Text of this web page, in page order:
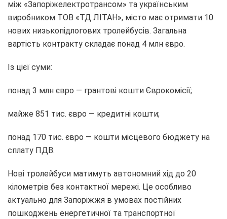
між «Запоріжелектротрансом» та українським
виробником ТОВ «ТД ЛІТАН», місто має отримати 10
нових низькопідлогових тролейбусів. Загальна
вартість контракту складає понад 4 млн євро.
Із цієї суми:
понад 3 млн євро — грантові кошти Єврокомісії;
майже 851 тис. євро — кредитні кошти;
понад 170 тис. євро — кошти місцевого бюджету на
сплату ПДВ.
Нові тролейбуси матимуть автономний хід до 20
кілометрів без контактної мережі. Це особливо
актуально для Запоріжжя в умовах постійних
пошкоджень енергетичної та транспортної